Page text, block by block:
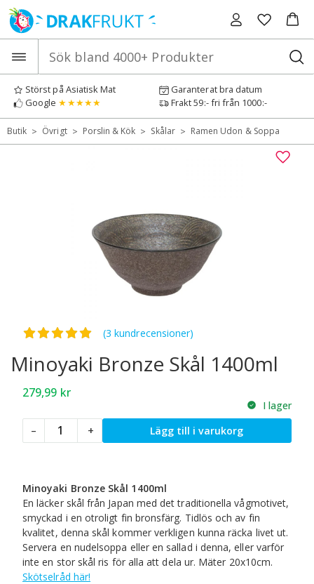
Hoppa
till
innehåll
Störst på Asiatisk Mat
Garanterat bra datum
Google ★★★★★ Frakt 59:- fri från 1000:-
Butik > Övrigt > Porslin & Kök > Skålar > Ramen Udon & Soppa
Betygsatt5.00av 5
(3 kundrecensioner)
Minoyaki Bronze Skål 1400ml
279,99 kr
I lager
–
Minoyaki
Bronze
mängd
+ Lägg till i varukorg
Minoyaki Bronze Skål 1400ml
En läcker skål från Japan med det traditionella vågmotivet,
smyckad i en otroligt fin bronsfärg. Tidlös och av fin
kvalitet, denna skål kommer verkligen kunna räcka livet ut.
Servera en nudelsoppa eller en sallad i denna, eller varför
inte en stor skål ris för alla att dela ur. Mäter 20x10cm.
Skötselråd här!